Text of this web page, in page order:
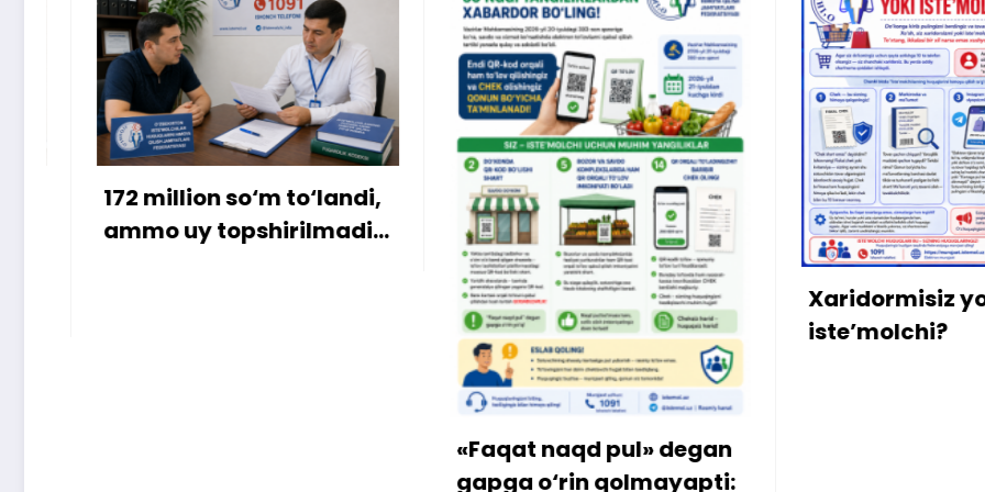
to‘landi,
«Faqat naqd pul» degan
gapga o‘rin qolmayapti:
Xaridormisiz yoki
iste’molchi?